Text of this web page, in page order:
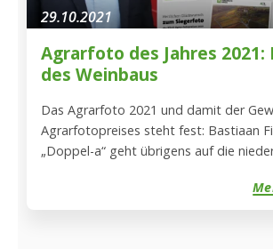
29.10.2021
Agrarfoto des Jahres 2021:
des Weinbaus
Das Agrarfoto 2021 und damit der
Agrarfotopreises steht fest: Bastiaan
„Doppel-a“ geht übrigens auf die
hat mit seinem Beitrag „Farbtöne des